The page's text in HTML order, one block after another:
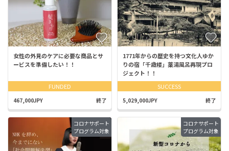
女性の外見のケアに必要な商品とサ
ービスを準備したい！！
FUNDED
467,000JPY 終了
1771年からの歴史を持つ文化人ゆか
りの宿「千歳楼」薬湯風呂再現プロ
ジェクト！！
SUCCESS
5,029,000JPY 終了
コロナサポート
プログラム対象
コロナサポート
プログラム対象